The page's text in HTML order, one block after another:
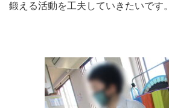
鍛える活動を工夫していきたいです。